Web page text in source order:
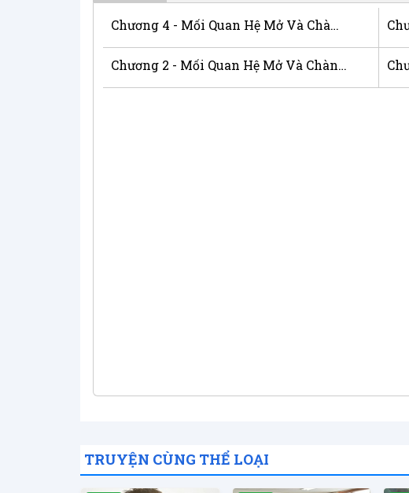
Chương 4 - Mối Quan Hệ Mở Và Chàng Giúp Việc Đáng Yêu
Chương 2 - Mối Quan Hệ Mở Và Chàng Giúp Việc Đáng Yêu
TRUYỆN CÙNG THỂ LOẠI